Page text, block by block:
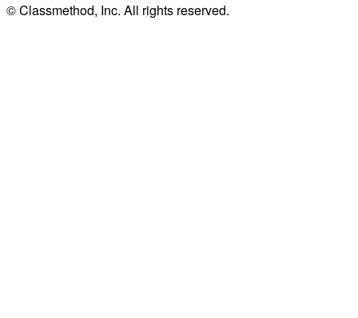
© Classmethod, Inc. All rights reserved.